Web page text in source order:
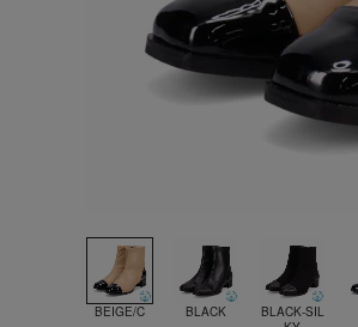
BEIGE/C BLACK
BLACK-SIL